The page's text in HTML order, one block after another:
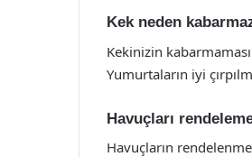
Kek neden
Kekinizin
Yumurtaların iyi
Havuçları
Havuçların